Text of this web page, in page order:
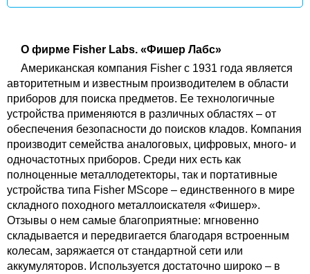
О фирме Fisher Labs. «Фишер Лабс»
Американская компания Fisher с 1931 года является
авторитетным и известным производителем в области
приборов для поиска предметов. Ее технологичные
устройства применяются в различных областях – от
обеспечения безопасности до поисков кладов. Компания
производит семейства аналоговых, цифровых, много- и
одночастотных приборов. Среди них есть как
полноценные металлодетекторы, так и портативные
устройства типа Fisher MScope – единственного в мире
складного походного металлоискателя «Фишер».
Отзывы о нем самые благоприятные: мгновенно
складывается и передвигается благодаря встроенным
колесам, заряжается от стандартной сети или
аккумуляторов. Используется достаточно широко – в